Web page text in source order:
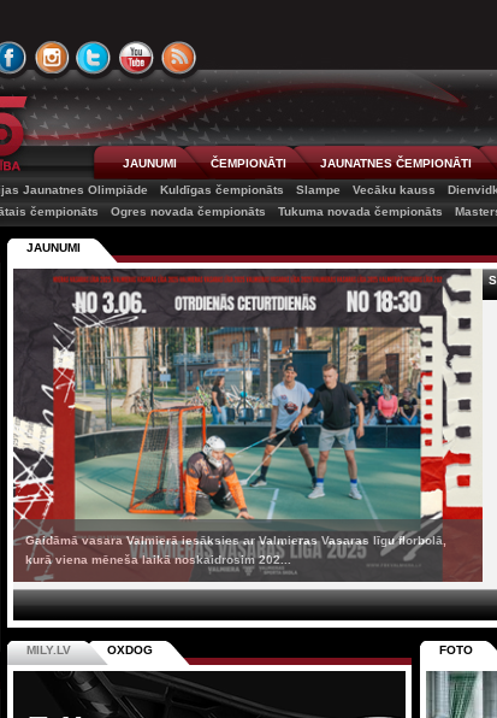
JAUNUMI ČEMPIONĀTI JAUNATNES ČEMPIONĀTI
Jaunatnes Olimpiāde Kuldīgas čempionāts Slampe Vecāku kauss
čempionāts
Ogres novada čempionāts Tukuma novada čempionāts
JAUNUMI
Gaidāmā vasara Valmierā iesāksies ar Valmieras Vasaras līgu florbolā,
kurā viena mēneša laikā noskaidrosim 202...
MILY.LV OXDOG FOTO